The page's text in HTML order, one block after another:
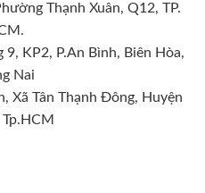
Thạnh Xuân, Q12, TP.
KP2, P.An Bình, Biên Hòa,
Nai
Xã Tân Thạnh Đông, Huyện